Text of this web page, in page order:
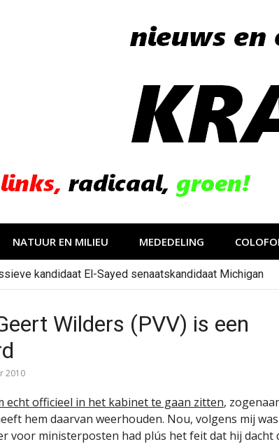
NATUUR EN MILIEU MEDEDELING
kandidaat El-Sayed senaatskandidaat Michigan
Wilders (PVV) is een
2010
echt officieel in het kabinet te gaan zitten,
hem daarvan weerhouden. Nou, volgens mij
voor ministerposten had plús het feit dat hij dacht